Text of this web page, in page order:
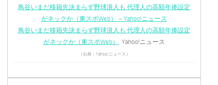
鳥谷いまだ移籍先決まらず野球浪人も 代理人の高額年俸設定
がネックか（東スポWeb） – Yahoo!ニュース
鳥谷いまだ移籍先決まらず野球浪人も 代理人の高額年俸設定
がネックか（東スポWeb）
Yahoo!ニュース
（出典：Yahoo!ニュース）